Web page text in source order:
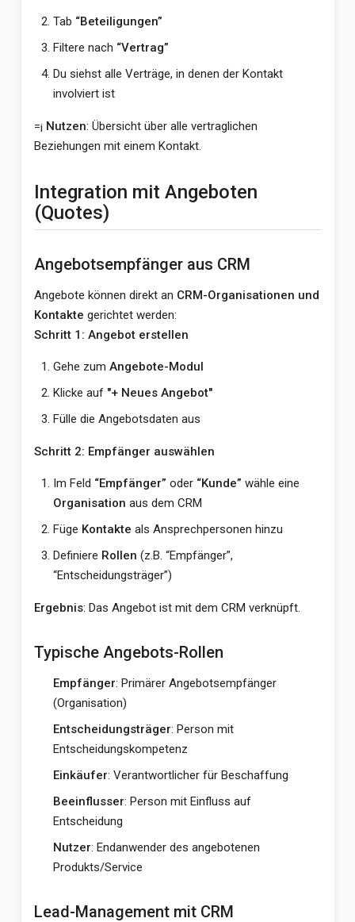
Tab “Beteiligungen”
Filtere nach “Vertrag”
Du siehst alle Verträge, in denen der Kontakt
involviert ist
=¡ Nutzen: Übersicht über alle vertraglichen
Beziehungen mit einem Kontakt.
Integration mit Angeboten
(Quotes)
Angebotsempfänger aus CRM
Angebote können direkt an CRM-Organisationen und
Kontakte gerichtet werden:
Schritt 1: Angebot erstellen
Gehe zum Angebote-Modul
Klicke auf "+ Neues Angebot"
Fülle die Angebotsdaten aus
Schritt 2: Empfänger auswählen
Im Feld “Empfänger” oder “Kunde” wähle eine
Organisation aus dem CRM
Füge Kontakte als Ansprechpersonen hinzu
Definiere Rollen (z.B. “Empfänger”,
“Entscheidungsträger”)
Ergebnis: Das Angebot ist mit dem CRM verknüpft.
Typische Angebots-Rollen
Empfänger: Primärer Angebotsempfänger
(Organisation)
Entscheidungsträger: Person mit
Entscheidungskompetenz
Einkäufer: Verantwortlicher für Beschaffung
Beeinflusser: Person mit Einfluss auf
Entscheidung
Nutzer: Endanwender des angebotenen
Produkts/Service
Lead-Management mit CRM